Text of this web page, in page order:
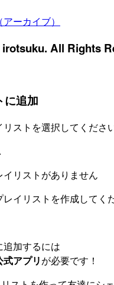
ーカイブ）
irotsuku. All Rights
に追加
ストを選択してください
リストがありません
イリストを作成してく
加するには
アプリが必要です！